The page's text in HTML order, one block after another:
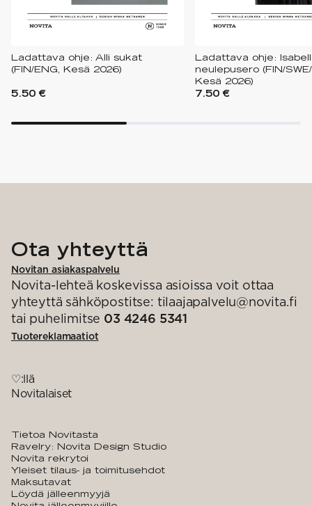
Ladattava ohje: Alli sukat
(FIN/ENG, Kesä 2026)
5.50 €
Ladattava ohje:
neulepusero (FIN/
Kesä 2026)
7.50 €
Ota yhteyttä
Novitan asiakaspalvelu
Novita-lehteä koskevissa asioissa voit ottaa
yhteyttä sähköpostitse: tilaajapalvelu@novita.fi
tai puhelimitse 03 4246 5341
Tuotereklamaatiot
♡:llä
Novitalaiset
Tietoa Novitasta
Ravelry: Novita Design Studio
Novita rekrytoi
Yleiset tilaus- ja toimitusehdot
Maksutavat
Löydä jälleenmyyjä